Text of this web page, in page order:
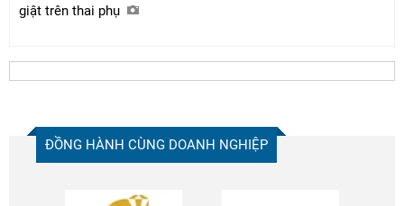
giật trên thai phụ
ĐỒNG HÀNH CÙNG DOANH NGHIỆP